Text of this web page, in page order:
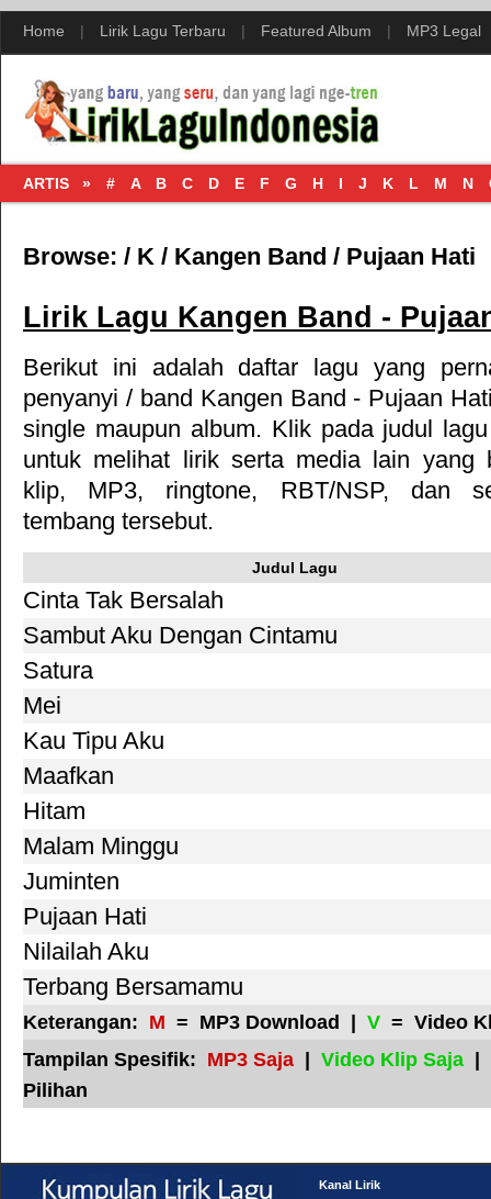
Home | Lirik Lagu Terbaru | Featured Album | MP3 Legal
ARTIS » # A B C D E F G H I J K L M N
Browse: / K / Kangen Band / Pujaan Hati
Lirik Lagu Kangen Band -
Berikut ini adalah daftar lagu yang
penyanyi / band Kangen Band - Pujaan
single maupun album. Klik pada judul
untuk melihat lirik serta media lain yang
klip, MP3, ringtone, RBT/NSP, dan
tembang tersebut.
Judul Lagu
Cinta Tak Bersalah
Sambut Aku Dengan Cintamu
Satura
Mei
Kau Tipu Aku
Maafkan
Hitam
Malam Minggu
Juminten
Pujaan Hati
Nilailah Aku
Terbang Bersamamu
Keterangan: M = MP3 Download | V = Video
Tampilan Spesifik: MP3 Saja | Video Klip Saja |
Pilihan
Kanal Lirik